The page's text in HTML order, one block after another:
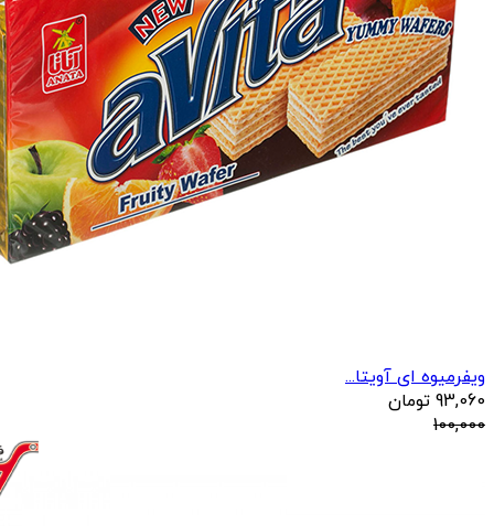
ویفرمیوه ای آویتا...
93,060 تومان
100,000